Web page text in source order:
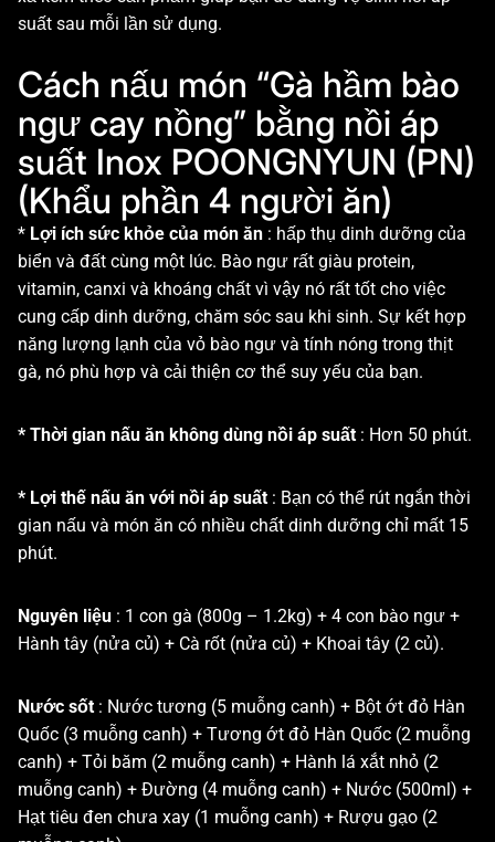
suất sau mỗi lần sử dụng.
Cách nấu món “Gà hầm bào
ngư cay nồng” bằng nồi áp
suất Inox POONGNYUN (PN)
(Khẩu phần 4 người ăn)
* Lợi ích sức khỏe của món ăn : hấp thụ dinh dưỡng của
biển và đất cùng một lúc. Bào ngư rất giàu protein,
vitamin, canxi và khoáng chất vì vậy nó rất tốt cho việc
cung cấp dinh dưỡng, chăm sóc sau khi sinh. Sự kết hợp
năng lượng lạnh của vỏ bào ngư và tính nóng trong thịt
gà, nó phù hợp và cải thiện cơ thể suy yếu của bạn.
* Thời gian nấu ăn không dùng nồi áp suất: Hơn 50 phút.
* Lợi thế nấu ăn với nồi áp suất: Bạn có thể rút ngắn thời
gian nấu và món ăn có nhiều chất dinh dưỡng chỉ mất 15
phút.
Nguyên liệu : 1 con gà (800g – 1.2kg) + 4 con bào ngư +
Hành tây (nửa củ) + Cà rốt (nửa củ) + Khoai tây (2 củ).
Nước sốt: Nước tương (5 muỗng canh) + Bột ớt đỏ Hàn
Quốc (3 muỗng canh) + Tương ớt đỏ Hàn Quốc (2 muỗng
canh) + Tỏi băm (2 muỗng canh) + Hành lá xắt nhỏ (2
muỗng canh) + Đường (4 muỗng canh) + Nước (500ml) +
Hạt tiêu đen chưa xay (1 muỗng canh) + Rượu gạo (2